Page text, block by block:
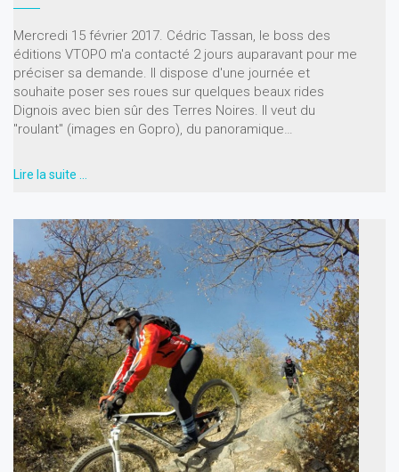
Mercredi 15 février 2017. Cédric Tassan, le boss des
éditions VTOPO m'a contacté 2 jours auparavant pour me
préciser sa demande. Il dispose d'une journée et
souhaite poser ses roues sur quelques beaux rides
Dignois avec bien sûr des Terres Noires. Il veut du
"roulant" (images en Gopro), du panoramique…
Lire la suite …